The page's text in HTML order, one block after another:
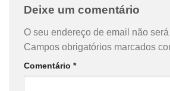
Deixe um comentário
O seu endereço de email não
Campos obrigatórios marcados
Comentário *